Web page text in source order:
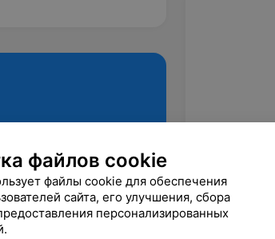
файлов cookie
файлы cookie для обеспечения
сайта, его улучшения, сбора
персонализированных